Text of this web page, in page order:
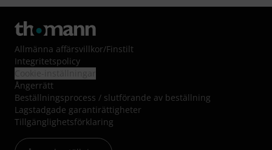
Allmänna affärsvillkor/Finstilt
Integritetspolicy
Ångerrätt
Beställningsprocess / slutförande av beställning
Lagstadgade garantirättigheter
Tillgänglighetsförklaring